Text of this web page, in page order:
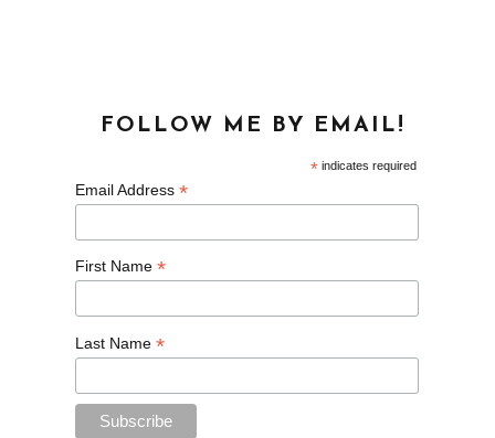
FOLLOW ME BY EMAIL!
*indicates required
Email Address*
First Name*
Last Name*